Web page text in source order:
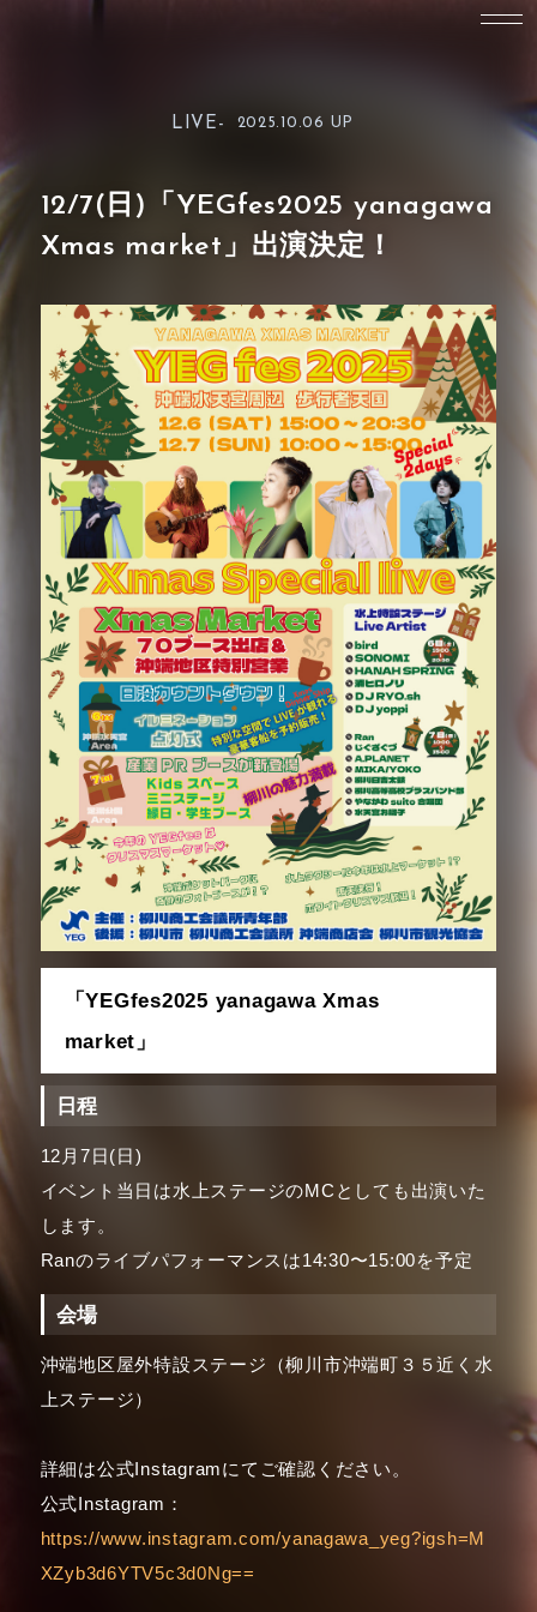
LIVE- 2025.10.06 UP
12/7(日)「YEGfes2025 yanagawa
Xmas market」出演決定！
「YEGfes2025 yanagawa Xmas
market」
日程
12月7日(日)
イベント当日は水上ステージのMCとしても出演いた
します。
Ranのライブパフォーマンスは14:30〜15:00を予定
会場
沖端地区屋外特設ステージ（柳川市沖端町３５近く水
上ステージ）
詳細は公式Instagramにてご確認ください。
公式Instagram：
https://www.instagram.com/yanagawa_yeg?igsh=M
XZyb3d6YTV5c3d0Ng==